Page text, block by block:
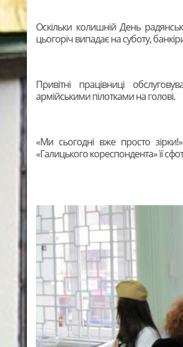
Оскільки колишній День
цьогоріч випадає на суботу,
Привітні працівниці
армійськими пілотками на голові.
«Ми сьогодні вже просто
«Галицького кореспондента» її